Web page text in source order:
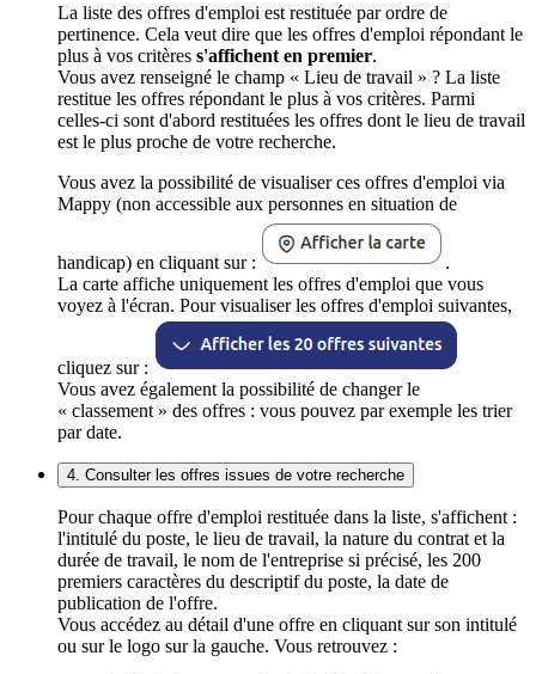
La liste des offres d'emploi est restituée par ordre de
pertinence. Cela veut dire que les offres d'emploi répondant le
plus à vos critères s'affichent en premier.
Vous avez renseigné le champ « Lieu de travail » ? La liste
restitue les offres répondant le plus à vos critères. Parmi
celles-ci sont d'abord restituées les offres dont le lieu de travail
est le plus proche de votre recherche.
Vous avez la possibilité de visualiser ces offres d'emploi via
Mappy (non accessible aux personnes en situation de
handicap) en cliquant sur :
.
La carte affiche uniquement les offres d'emploi que vous
voyez à l'écran. Pour visualiser les offres d'emploi suivantes,
cliquez sur :
Vous avez également la possibilité de changer le
« classement » des offres : vous pouvez par exemple les trier
par date.
4. Consulter les offres issues de votre recherche
Pour chaque offre d'emploi restituée dans la liste, s'affichent :
l'intitulé du poste, le lieu de travail, la nature du contrat et la
durée de travail, le nom de l'entreprise si précisé, les 200
premiers caractères du descriptif du poste, la date de
publication de l'offre.
Vous accédez au détail d'une offre en cliquant sur son intitulé
ou sur le logo sur la gauche. Vous retrouvez :